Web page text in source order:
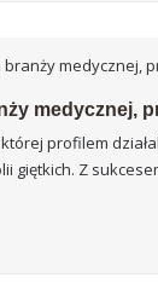
medycznej,
profilem
giętkich. Z